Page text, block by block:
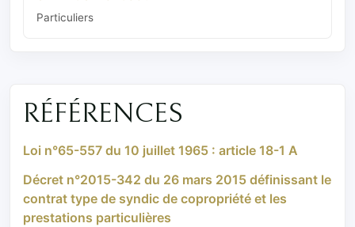
Particuliers
RÉFÉRENCES
Loi n°65-557 du 10 juillet 1965 : article 18-1 A
Décret n°2015-342 du 26 mars 2015 définissant le
contrat type de syndic de copropriété et les
prestations particulières